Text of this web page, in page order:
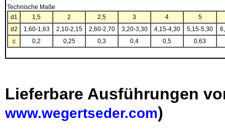
Technische Maße
d1
1,5 2 2,5 3 4
5
d2
1,60-1,63 2,10-2,15 2,60-2,70 3,20-3,30 4,15-4,30 5,15-5,30
c
0,2 0,25 0,3 0,4 0,5 0,63
Lieferbare Ausführungen
www.wegertseder.com)